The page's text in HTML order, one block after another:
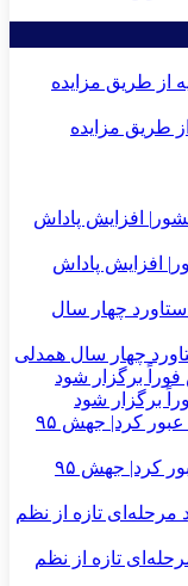
طریق مزایده
افزایش پاداش
چهار سال همدلی
برگزار شود
درآمدهای عملیاتی بانك ملت از ۱۶۰ همت عبور كرد| جهش ۹۵
تازه از نظم